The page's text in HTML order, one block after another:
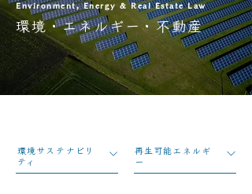
Environment, Energy & Real Estate Law
環境・エネルギー・不動産
環境サステナビリ
ティ
再生可能エネルギ
ー